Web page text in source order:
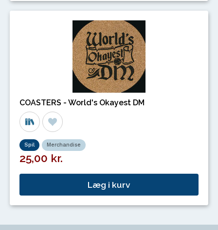
COASTERS - World's Okayest DM
Spil Merchandise
25,00 kr.
Læg i kurv